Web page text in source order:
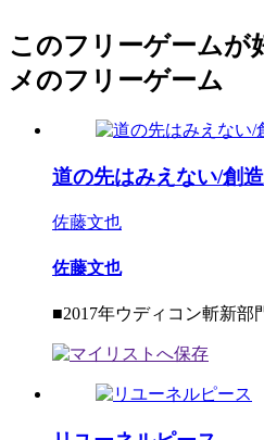
このフリーゲームが
メのフリーゲーム
道の先はみえない/創造
佐藤文也
佐藤文也
■2017年ウディコン斬新部